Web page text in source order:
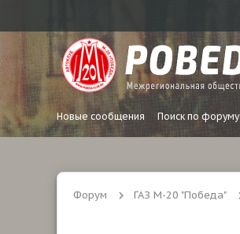
Новые сообщения Поиск по форуму
Форум ГАЗ М-20 "Победа"